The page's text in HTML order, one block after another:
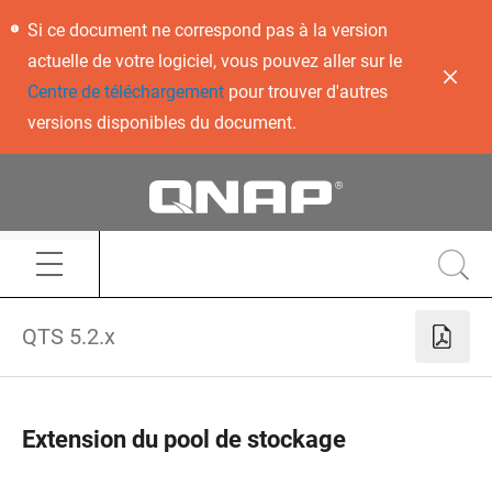
Si ce document ne correspond pas à la version
actuelle de votre logiciel, vous pouvez aller sur le
Centre de téléchargementpour trouver d'autres
versions disponibles du document.
QTS 5.2.x
Extension du pool de stockage